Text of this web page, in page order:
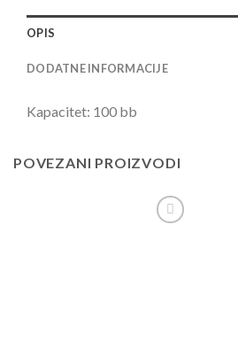
OPIS
DODATNE INFORMACIJE
Kapacitet: 100 bb
POVEZANI PROIZVODI